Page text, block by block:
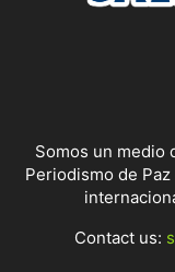
Somos un medio
Periodismo de
Contact us: